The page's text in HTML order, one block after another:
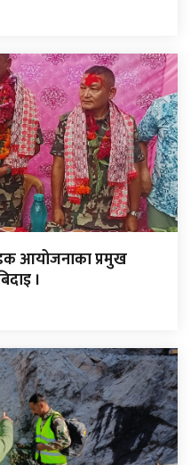
आयोजनाका प्रमुख
।